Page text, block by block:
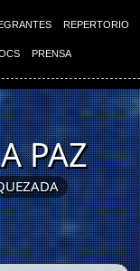
REPERTORIO
PRENSA
PAZ